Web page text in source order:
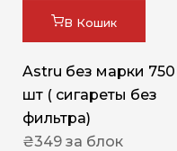
В Кошик
Astru без марки 750
шт ( сигареты без
фильтра)
₴349 за блок